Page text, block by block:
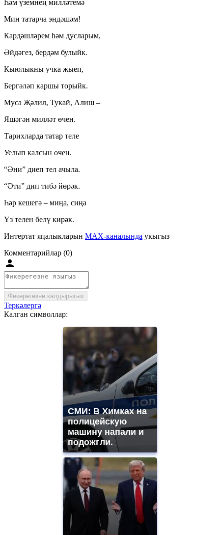
Һәм үземнең милләтемә
Мин татарча эндәшәм!
Кардәшләрем һәм дусларым,
Әйдәгез, бердәм булыйк.
Кыюлыкны учка җыеп,
Бергәләп каршы торыйк.
Муса Җәлил, Тукай, Алиш –
Яшәгән милләт өчен.
Тарихларда татар теле
Уелып калсын өчен.
“Әни” диеп тел ачыла.
“Әти” дип тибә йөрәк.
Һәр кешегә – миңа, сиңа
Үз телен белү кирәк.
Интертат яңалыкларын MAX-каналында укыгыз
Комментарийлар (0)
Фикерегезне калдырыгыз
Теркәлергә
Калган символлар:
СМИ: В Химках на
полицейскую
машину напали и
подожгли.